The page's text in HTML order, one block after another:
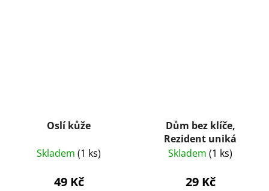
Oslí kůže
Skladem (1 ks)
49 Kč
Dům bez klíče,
Rezident uniká
Skladem (1 ks)
29 Kč